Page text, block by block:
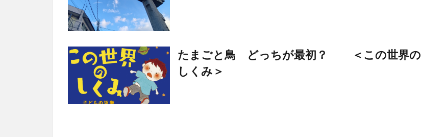
たまごと鳥 どっちが最初？ ＜この世界の
しくみ＞